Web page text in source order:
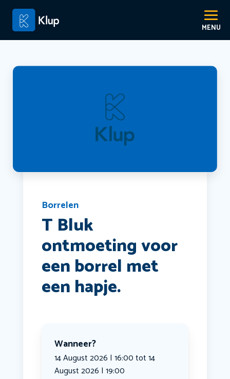
Borrelen
T Bluk
ontmoeting voor
een borrel met
een hapje.
Wanneer?
14 August 2026 | 16:00 tot 14
August 2026 | 19:00